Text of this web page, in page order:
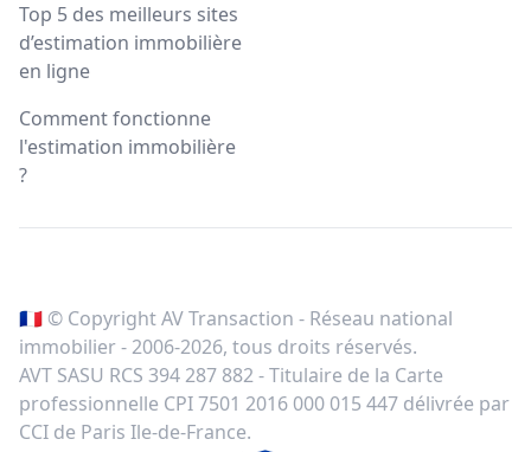
Top 5 des meilleurs sites
d’estimation immobilière
en ligne
Comment fonctionne
l'estimation immobilière
?
🇫🇷 © Copyright AV Transaction - Réseau national
immobilier - 2006-2026, tous droits réservés.
AVT SASU RCS 394 287 882 - Titulaire de la Carte
professionnelle CPI 7501 2016 000 015 447 délivrée par
CCI de Paris Ile-de-France.